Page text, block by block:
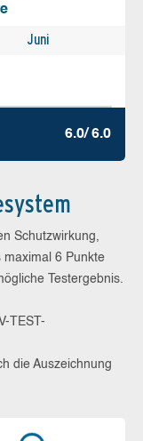
Juni
6.0/ 6.0
Schutzwirkung,
maximal 6 Punkte
Testergebnis.
TEST-
die Auszeichnung